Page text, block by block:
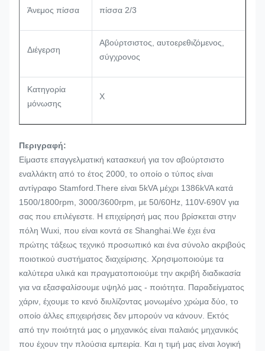
Άνεμος πίσσα πίσσα 2/3
Διέγερση
Αβούρτσιστος, αυτοερεθιζόμενος,
σύγχρονος
Κατηγορία
μόνωσης
Χ
Περιγραφή:
Είμαστε επαγγελματική κατασκευή για τον αβούρτσιστο
εναλλάκτη από το έτος 2000, το οποίο ο τύπος είναι
αντίγραφο Stamford.There είναι 5kVA μέχρι 1386kVA κατά
1500/1800rpm, 3000/3600rpm, με 50/60Hz, 110V-690V για
σας που επιλέγεστε. Η επιχείρησή μας που βρίσκεται στην
πόλη Wuxi, που είναι κοντά σε Shanghai.We έχει ένα
πρώτης τάξεως τεχνικό προσωπικό και ένα σύνολο ακριβούς
ποιοτικού συστήματος διαχείρισης. Χρησιμοποιούμε τα
καλύτερα υλικά και πραγματοποιούμε την ακριβή διαδικασία
για να εξασφαλίσουμε υψηλό μας - ποιότητα. Παραδείγματος
χάριν, έχουμε το κενό διυλίζοντας μονωμένο χρώμα δύο, το
οποίο άλλες επιχειρήσεις δεν μπορούν να κάνουν. Εκτός
από την ποιότητά μας ο μηχανικός είναι παλαιός μηχανικός
που έχουν την πλούσια εμπειρία. Και η τιμή μας είναι λογική